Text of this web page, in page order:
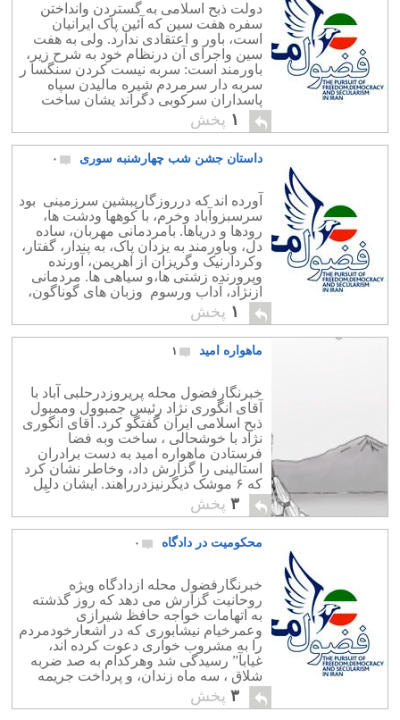
دولت ذبح اسلامی به گستردن وانداختن
سفره هفت سین که آئین پاک ایرانیان
است، باور و اعتقادی ندارد. ولی به هفت
سین واجرای آن درنظام خود به شرح زیر،
باورمند است: سربه نیست کردن سنگسا ر
سربه دار سرمردم شیره مالیدن سپاه
پاسداران سرکوبی دگراند یشان ساخت
وپاخت با دشمنان مردم وکشورایران
۱ پخش
داستان جشن شب چهارشنبه سوری ۰
آورده اند که درروزگارپبشین سرزمینی بود
سرسبزوآباد وخرم، با کوهها ودشت ها،
رودها و دریاها. بامردمانی مهربان، ساده
دل، وباورمند به یزدان پاک، به پندار، گفتار،
وکردارنیک وگریزان از اهریمن، آورنده
وپرورنده زشتی ها،و سیاهی ها. مردمانی
ازنژاد، آداب ورسوم وزبان های گوناگون،
اززردشتی، کلیمی، وترسائی که در کنارهم
به سازش وسازندگی می پرداختند. این […]
۱ پخش
ماهواره امید ۱
خبرنگارفضول محله پریروزدرحلبی آباد با
آقای انگوری نژاد رئیس جمبوول وممبول
ذبح اسلامی ایران گفتگو کرد. آقای انگوری
نژاد با خوشحالی ، ساخت وبه فضا
فرستادن ماهواره امید به دست برادران
استالینی را گزارش داد، وخاطر نشان کرد
که ۶ موشک دیگرنیزدرراهند. ایشان دلیل
فرستادن این همه موشک به فضا را نگفت.
ولی در گفتگوی […]
۳ پخش
محکومیت در دادگاه ۰
خبرنگارفضول محله ازدادگاه ویژه
روحانیت گزارش می دهد که روز گذشته
به اتهامات خواجه حافظ شیرازی
وعمرخیام نیشابوری که در اشعارخودمردم
را به مشروب خواری دعوت کرده اند،
غیابآ” رسیدگی شد وهرکدام به صد ضربه
شلاق ، سه ماه زندان، و پرداخت جریمه
نقدی دوشتر محکوم شدند.
۳ پخش